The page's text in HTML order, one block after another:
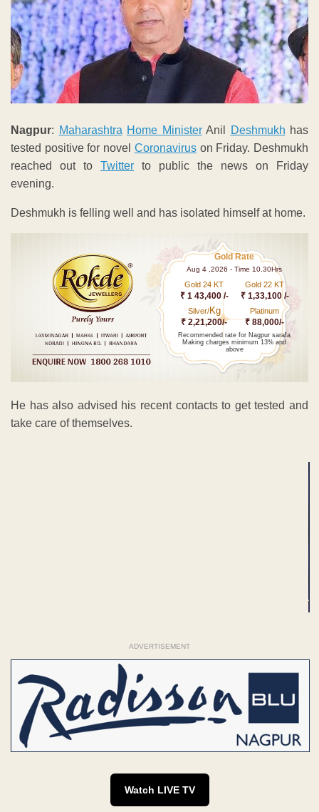
Nagpur: Maharashtra Home MinisterAnil Deshmukh has
tested positive for novel Coronaviruson Friday. Deshmukh
reached out to Twitter to public the news on Friday
evening.
Deshmukh is felling well and has isolated himself at home.
Gold Rate
Aug 4 ,2026 - Time 10.30Hrs
Gold 24 KT
₹ 1 43,400 /-
Gold 22 KT
₹ 1,33,100 /-
Silver/Kg
₹ 2,21,200/-
Platinum
₹ 88,000/-
Recommended rate for Nagpur sarafa
Making charges minimum 13% and
above
He has also advised his recent contacts to get tested and
take care of themselves.
ADVERTISEMENT
Watch LIVE TV